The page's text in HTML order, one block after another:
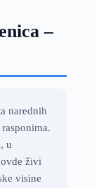
–
narednih
u
živi
visine